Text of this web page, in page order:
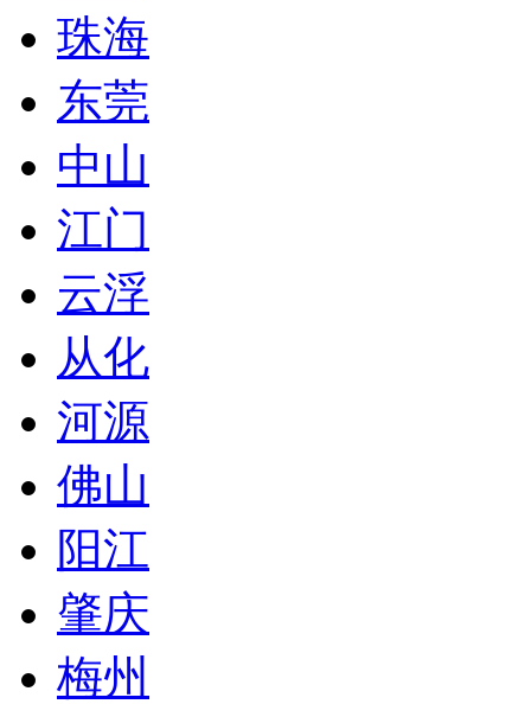
珠海
东莞
中山
江门
云浮
从化
河源
佛山
阳江
肇庆
梅州